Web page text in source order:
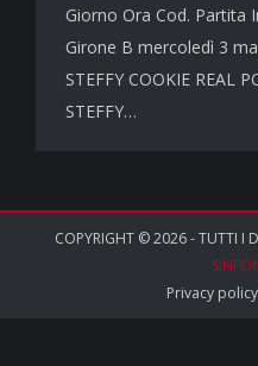
Giorno Ora Cod. Partita
Girone B mercoledì 3
STEFFY COOKIE REAL
STEFFY…
COPYRIGHT © 2026 - TUTTI I
Privacy policy